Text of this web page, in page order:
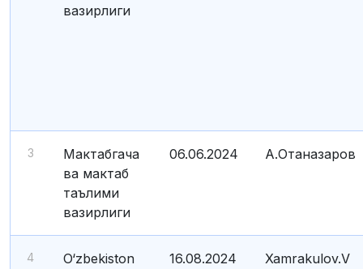
вазирлиги
3
Мактабгача
ва мактаб
таълими
вазирлиги
06.06.2024 А.Отаназаров
4
O‘zbekiston
16.08.2024 Xamrakulov.V